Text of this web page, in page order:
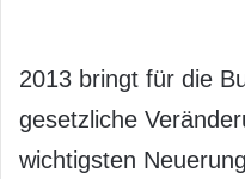
2013 bringt für die
gesetzliche
wichtigsten